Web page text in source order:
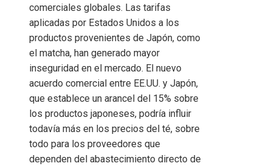
comerciales globales. Las tarifas
aplicadas por Estados Unidos a los
productos provenientes de Japón, como
el matcha, han generado mayor
inseguridad en el mercado. El nuevo
acuerdo comercial entre EE.UU. y Japón,
que establece un arancel del 15% sobre
los productos japoneses, podría influir
todavía más en los precios del té, sobre
todo para los proveedores que
dependen del abastecimiento directo de